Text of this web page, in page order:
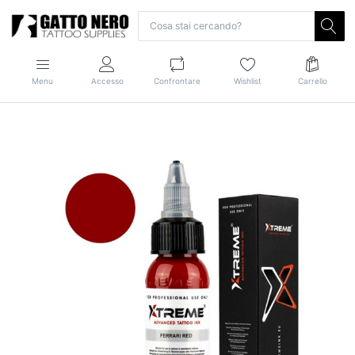
Menu Accesso Confrontare Wishlist Carrello